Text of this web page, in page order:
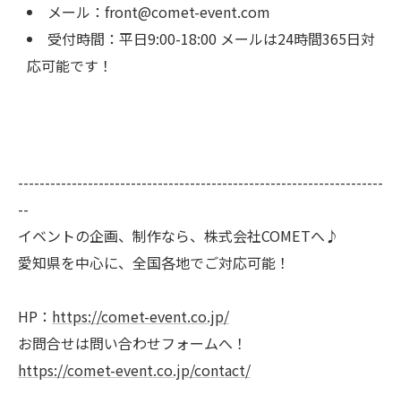
メール：front@comet-event.com
受付時間：平日9:00-18:00 メールは24時間365日対
応可能です！
--------------------------------------------------------------------
--
イベントの企画、制作なら、株式会社COMETへ♪
愛知県を中心に、全国各地でご対応可能！
HP： https://comet-event.co.jp/
お問合せは問い合わせフォームへ！
https://comet-event.co.jp/contact/